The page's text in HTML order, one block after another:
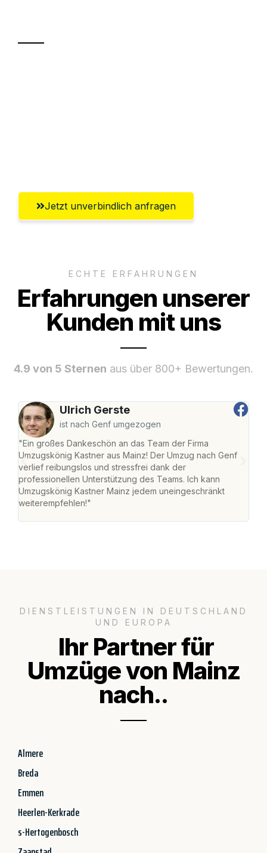
Jetzt unverbindlich anfragen
ECHTE ERFAHRUNGEN
Erfahrungen unserer
Kunden mit uns
4.9 von 5 Sternen aus über 800+ Bewertungen.
Ulrich Gerste
ist nach Genf umgezogen
"Ein großes Dankeschön an das Team der Firma
Umzugskönig Kastner aus Mainz! Der Umzug nach Genf
verlief reibungslos und stressfrei dank der
professionellen Unterstützung des Teams. Ich kann
Umzugskönig Kastner Mainz jedem uneingeschränkt
weiterempfehlen!"
DIENSTLEISTUNGEN IN DEUTSCHLAND
UND EUROPA
Ihr Partner für
Umzüge von Mainz
nach..
Almere
Breda
Emmen
Heerlen-Kerkrade
s-Hertogenbosch